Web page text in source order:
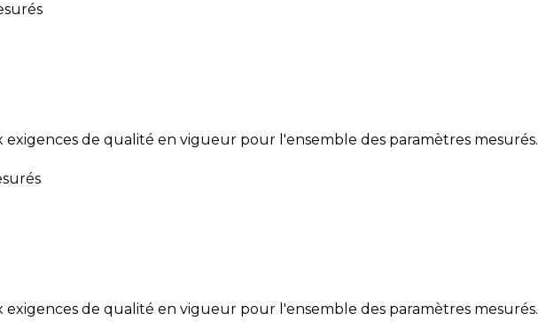
de qualité en vigueur pour l'ensemble des paramètres mesurés.
de qualité en vigueur pour l'ensemble des paramètres mesurés.